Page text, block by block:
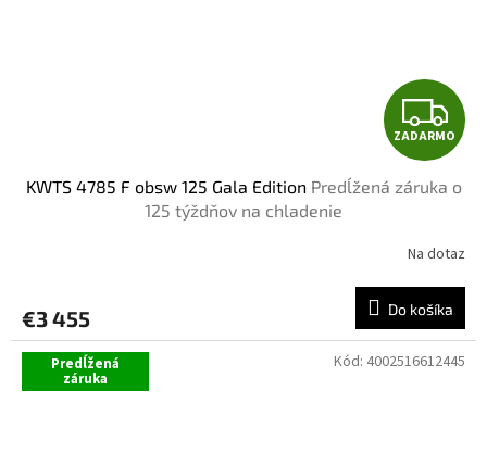
Z
A
D
A
R
M
ZADARMO
KWTS 4785 F obsw 125 Gala Edition Predĺžená záruka o
125 týždňov na chladenie
Na dotaz
€3 455 Do košíka
Predĺžená
záruka
Kód: 4002516612445